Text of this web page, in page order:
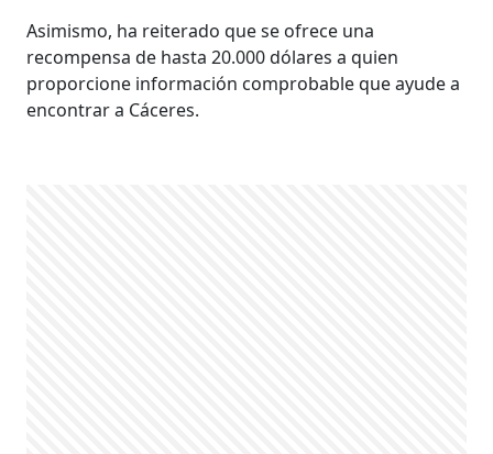
Asimismo, ha reiterado que se ofrece una
recompensa de hasta 20.000 dólares a quien
proporcione información comprobable que ayude a
encontrar a Cáceres.